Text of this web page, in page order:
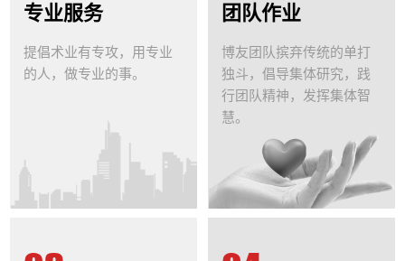
专业服务
提倡术业有专攻，用专业
的人，做专业的事。
团队作业
博友团队摈弃传统的单打
独斗，倡导集体研究，践
行团队精神，发挥集体智
慧。